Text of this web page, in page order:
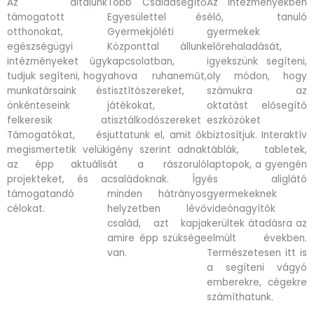
támogatott
otthonokat,
egészségügyi
intézményeket úgy
tudjuk segíteni, hogy
munkatársaink és
önkénteseink
felkeresik a
Támogatókat, és
megismertetik velük
az épp aktuális
projekteket, és a
támogatandó
célokat.
Egyesülettel és
Gyermekjóléti
Központtal állunk
kapcsolatban,
ahova ruhaneműt,
tisztítószereket,
játékokat,
tisztálkodószereket
juttatunk el, amit ők
igény szerint adnak
át a rászoruló
családoknak. Így
minden hátrányos
helyzetben lévő
család, azt kapja
amire épp szüksége
van.
élő, tanuló
gyermekek
előrehaladását,
igyekszünk segíteni,
oly módon, hogy
számukra az
oktatást elősegítő
eszközöket
biztosítjuk. Interaktív
táblák, tabletek,
laptopok, a gyengén
és aliglátó
gyermekeknek
videónagyítók
kerültek átadásra az
elmúlt években.
Természetesen itt is
a segíteni vágyó
emberekre, cégekre
számíthatunk.